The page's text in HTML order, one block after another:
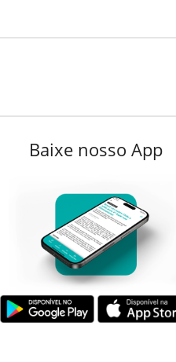
Baixe nosso App